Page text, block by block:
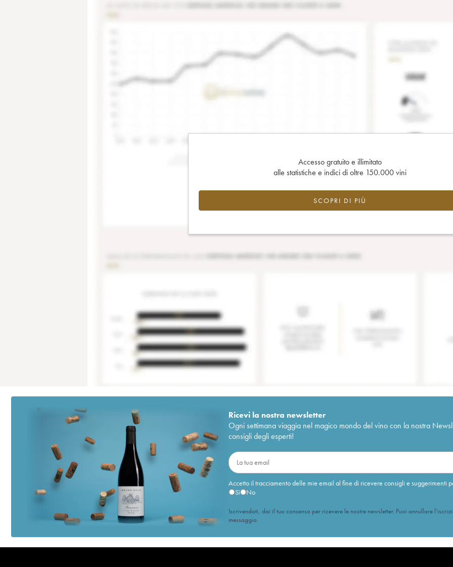
Accesso gratuito e illimitato
alle statistiche e indici di oltre 150.000 vini
SCOPRI DI PIÙ
Ricevi la nostra newsletter
Ogni settimana viaggia nel magico mondo del vino con la nostra
consigli degli esperti!
Accetto il tracciamento delle mie email al fine di ricevere consigli e suggerimenti
Sì
No
Iscrivendoti, dai il tuo consenso per ricevere le nostre newsletter. Puoi annullare
messaggio.